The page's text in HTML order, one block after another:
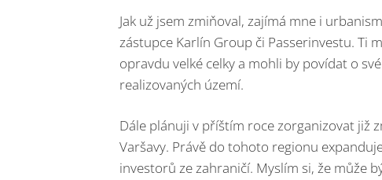
Jak už jsem zmiňoval, zajímá mne i
zástupce Karlín Group či Passerinvestu.
opravdu velké celky a mohli by povídat o
realizovaných území.
Dále plánuji v příštím roce zorganizovat již
Varšavy. Právě do tohoto regionu
investorů ze zahraničí. Myslím si, že může